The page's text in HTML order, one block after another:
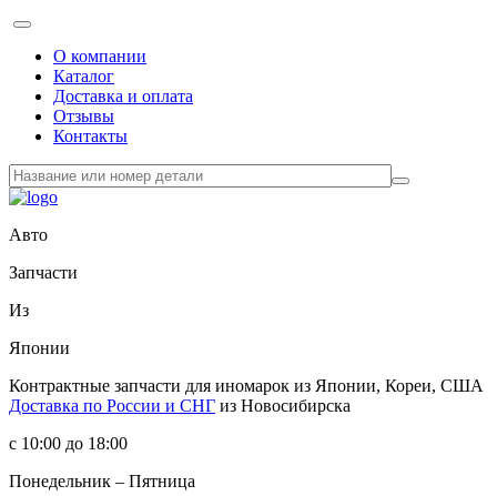
О компании
Каталог
Доставка и оплата
Отзывы
Контакты
Авто
Запчасти
Из
Японии
Контрактные запчасти для иномарок из Японии, Кореи, США
Доставка по России и СНГ из Новосибирска
с 10:00 до 18:00
Понедельник – Пятница